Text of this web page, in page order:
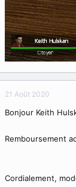
21 Août 2020
Bonjour Keith
Remboursement
Cordialement,